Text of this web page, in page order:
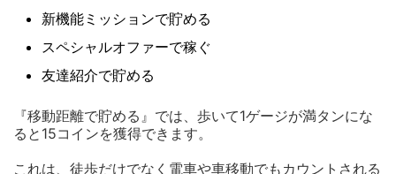
新機能ミッションで貯める
スペシャルオファーで稼ぐ
友達紹介で貯める
『移動距離で貯める』では、歩いて1ゲージが満タンにな
ると15コインを獲得できます。
これは、徒歩だけでなく電車や車移動でもカウントされる